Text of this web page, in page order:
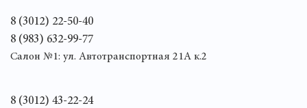
8 (3012) 22-50-40
8 (983) 632-99-77
Салон №1: ул. Автотранспортная 21А к.2
8 (3012) 43-22-24